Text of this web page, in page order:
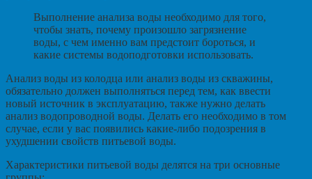
Выполнение анализа воды необходимо для того,
чтобы знать, почему произошло загрязнение
воды, с чем именно вам предстоит бороться, и
какие системы водоподготовки использовать.
Анализ воды из колодца или анализ воды из скважины,
обязательно должен выполняться перед тем, как ввести
новый источник в эксплуатацию, также нужно делать
анализ водопроводной воды. Делать его необходимо в том
случае, если у вас появились какие-либо подозрения в
ухудшении свойств питьевой воды.
Характеристики питьевой воды делятся на три основные